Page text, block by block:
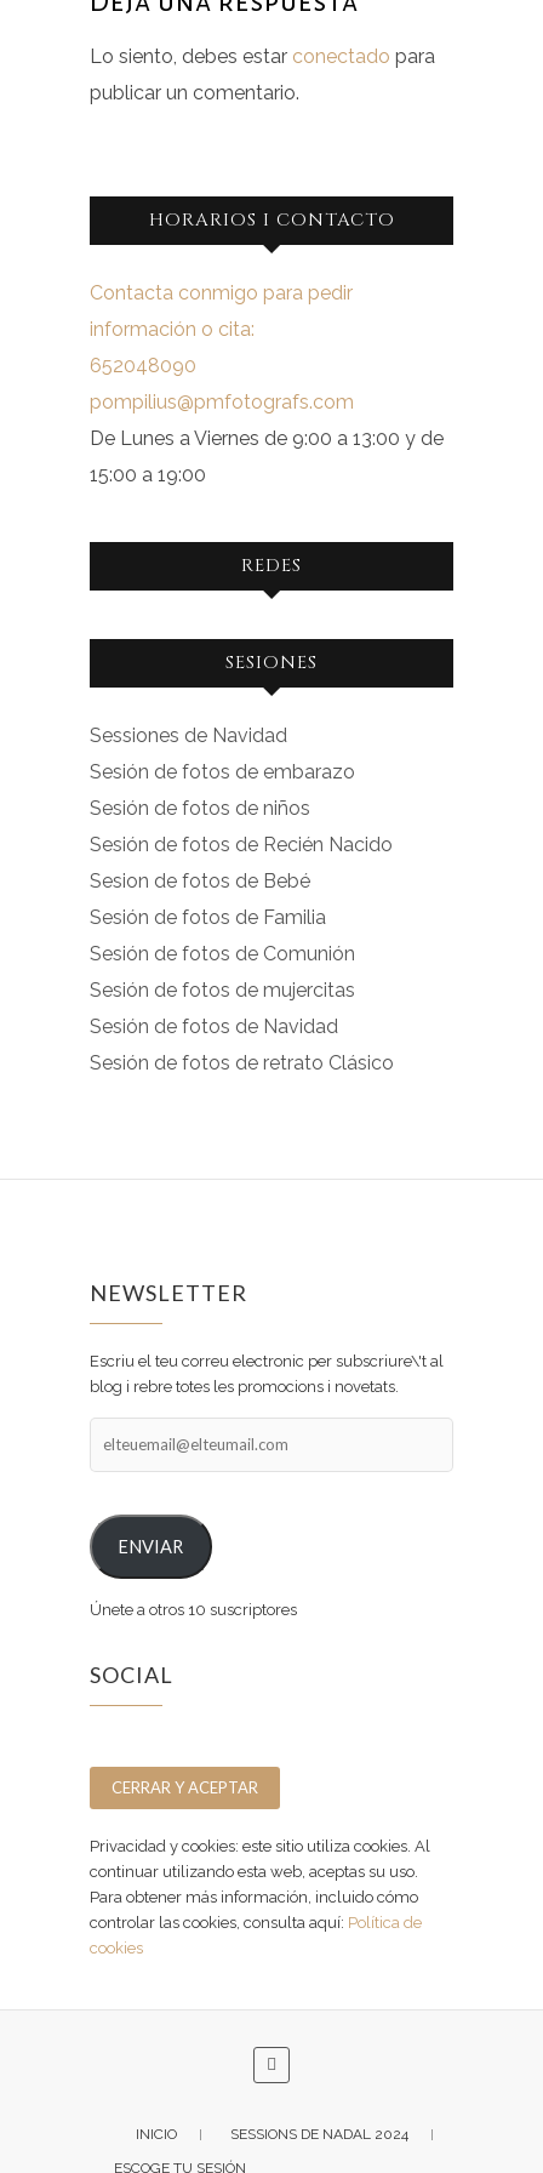
Lo siento, debes estar conectado para
publicar un comentario.
HORARIOS I CONTACTO
Contacta conmigo para pedir
información o cita:
652048090
pompilius@pmfotografs.com
De Lunes a Viernes de 9:00 a 13:00 y de
15:00 a 19:00
REDES
Ver
facebook.com
en
Facebook
Ver
instagram.com
en
Instagram
SESIONES
Sessiones de Navidad
Sesión de fotos de embarazo
Sesión de fotos de niños
Sesión de fotos de Recién Nacido
Sesion de fotos de Bebé
Sesión de fotos de Familia
Sesión de fotos de Comunión
Sesión de fotos de mujercitas
Sesión de fotos de Navidad
Sesión de fotos de retrato Clásico
NEWSLETTER
Escriu el teu correu electronic per subscriure\'t al
blog i rebre totes les promocions i novetats.
ENVIAR
Únete a otros 10 suscriptores
SOCIAL
Privacidad y cookies: este sitio utiliza cookies. Al
continuar utilizando esta web, aceptas su uso.
Para obtener más información, incluido cómo
controlar las cookies, consulta aquí: Política de
cookies
INICIO
SESSIONS DE NADAL 2024
ESCOGE TU SESIÓN